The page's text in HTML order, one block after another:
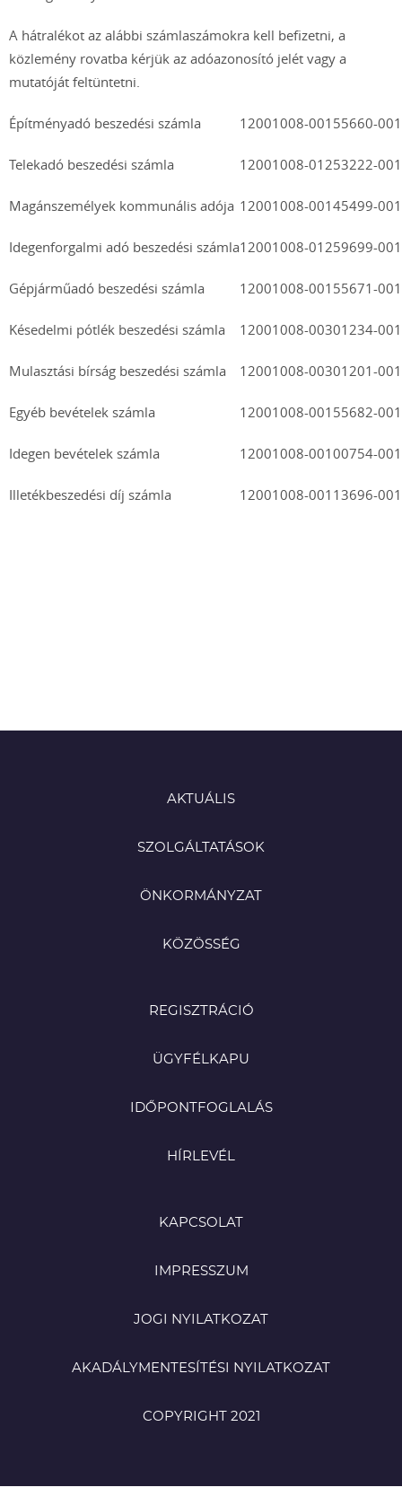
A hátralékot az alábbi számlaszámokra kell befizetni, a
közlemény rovatba kérjük az adóazonosító jelét vagy a
mutatóját feltüntetni.
Építményadó beszedési számla 12001008-00155660-
Telekadó beszedési számla 12001008-01253222-
Magánszemélyek kommunális adója 12001008-00145499-
Idegenforgalmi adó beszedési számla12001008-01259699-
Gépjárműadó beszedési számla 12001008-00155671-
Késedelmi pótlék beszedési számla 12001008-00301234-
Mulasztási bírság beszedési számla 12001008-00301201-
Egyéb bevételek számla 12001008-00155682-
Idegen bevételek számla 12001008-00100754-
Illetékbeszedési díj számla 12001008-00113696-
AKTUÁLIS
SZOLGÁLTATÁSOK
ÖNKORMÁNYZAT
KÖZÖSSÉG
REGISZTRÁCIÓ
ÜGYFÉLKAPU
IDŐPONTFOGLALÁS
HÍRLEVÉL
KAPCSOLAT
IMPRESSZUM
JOGI NYILATKOZAT
AKADÁLYMENTESÍTÉSI NYILATKOZAT
COPYRIGHT 2021